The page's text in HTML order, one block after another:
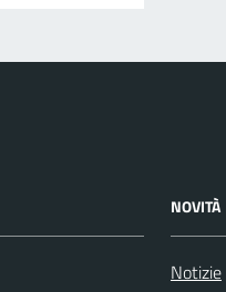
NOVITÀ
Notizie